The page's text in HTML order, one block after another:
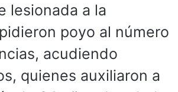
lesionada a la
poyo al número
acudiendo
quienes auxiliaron a